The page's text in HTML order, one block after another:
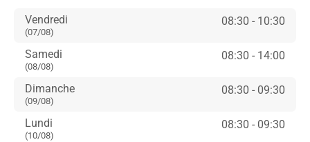
Vendredi
(07/08)
08:30 - 10:30
Samedi
(08/08)
08:30 - 14:00
Dimanche
(09/08)
08:30 - 09:30
Lundi
(10/08)
08:30 - 09:30